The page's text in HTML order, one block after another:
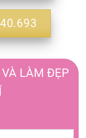
LÀM ĐẸP